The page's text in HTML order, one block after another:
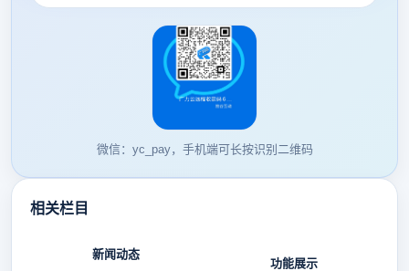
微信：yc_pay，手机端可长按识别二维码
相关栏目
新闻动态
功能展示